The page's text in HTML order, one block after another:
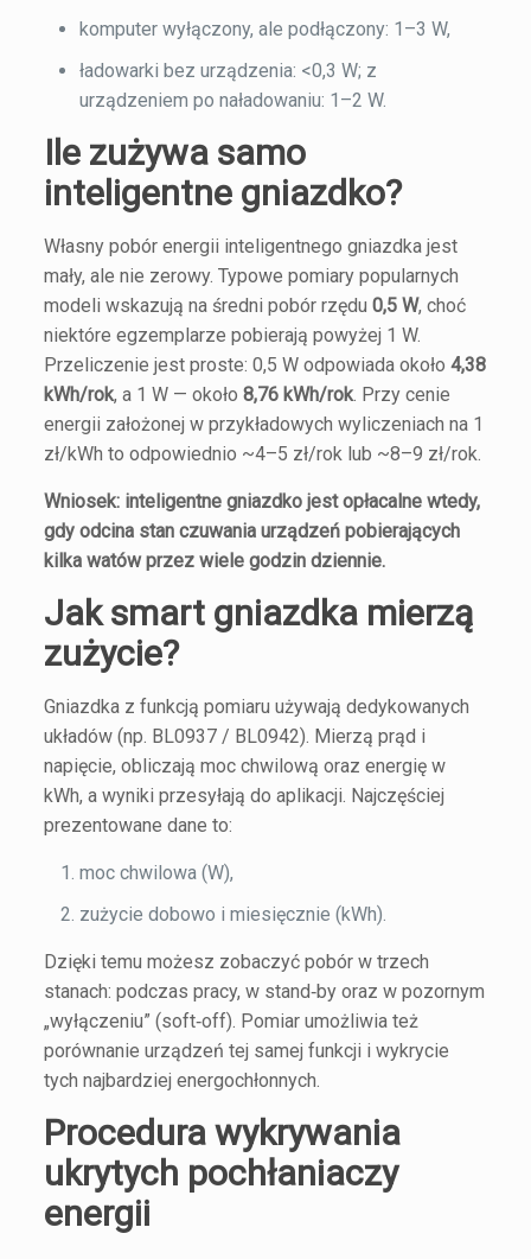
komputer wyłączony, ale podłączony: 1–3 W,
ładowarki bez urządzenia: <0,3 W; z
urządzeniem po naładowaniu: 1–2 W.
Ile zużywa samo
inteligentne gniazdko?
Własny pobór energii inteligentnego gniazdka jest
mały, ale nie zerowy. Typowe pomiary popularnych
modeli wskazują na średni pobór rzędu 0,5 W, choć
niektóre egzemplarze pobierają powyżej 1 W.
Przeliczenie jest proste: 0,5 W odpowiada około 4,38
kWh/rok, a 1 W — około 8,76 kWh/rok. Przy cenie
energii założonej w przykładowych wyliczeniach na 1
zł/kWh to odpowiednio ~4–5 zł/rok lub ~8–9 zł/rok.
Wniosek: inteligentne gniazdko jest opłacalne wtedy,
gdy odcina stan czuwania urządzeń pobierających
kilka watów przez wiele godzin dziennie.
Jak smart gniazdka mierzą
zużycie?
Gniazdka z funkcją pomiaru używają dedykowanych
układów (np. BL0937 / BL0942). Mierzą prąd i
napięcie, obliczają moc chwilową oraz energię w
kWh, a wyniki przesyłają do aplikacji. Najczęściej
prezentowane dane to:
moc chwilowa (W),
zużycie dobowo i miesięcznie (kWh).
Dzięki temu możesz zobaczyć pobór w trzech
stanach: podczas pracy, w stand‑by oraz w pozornym
„wyłączeniu” (soft‑off). Pomiar umożliwia też
porównanie urządzeń tej samej funkcji i wykrycie
tych najbardziej energochłonnych.
Procedura wykrywania
ukrytych pochłaniaczy
energii